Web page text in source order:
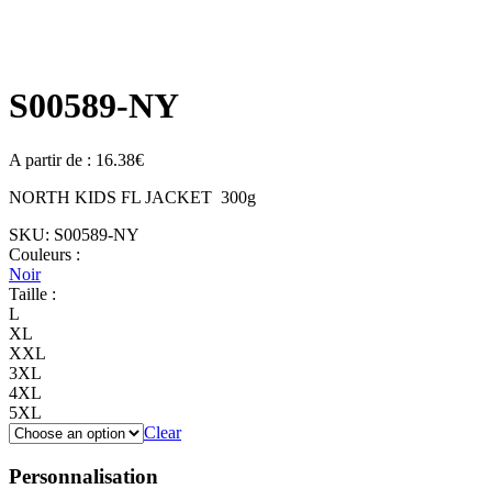
S00589-NY
A partir de : 16.38€
NORTH KIDS FL JACKET 300g
SKU: S00589-NY
Couleurs :
Noir
Taille :
L
XL
XXL
3XL
4XL
5XL
Clear
Personnalisation